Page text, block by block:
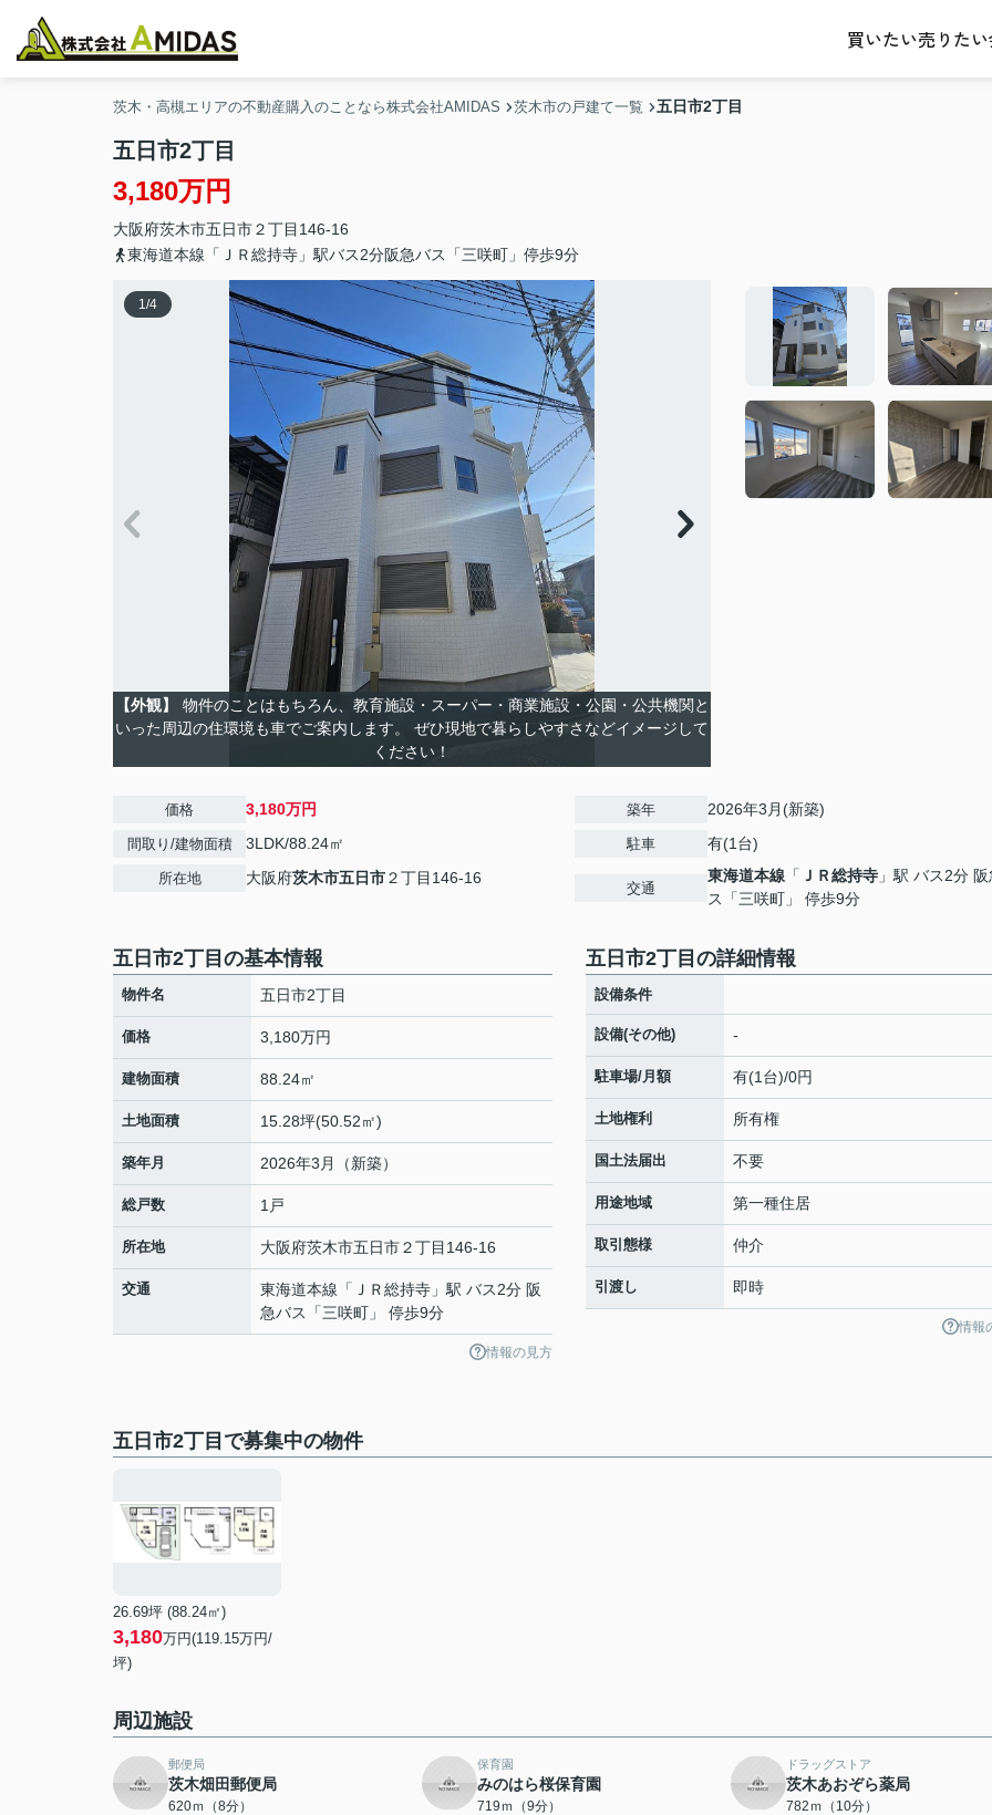
買いたい売りたい
茨木・高槻エリアの不動産購入のことなら株式会社AMIDAS 茨木市の戸建て一覧 五日市2丁目
五日市2丁目
3,180万円
大阪府茨木市五日市２丁目146-16
東海道本線「ＪＲ総持寺」駅バス2分阪急バス「三咲町」停歩9分
1/4
【外観】
物件のことはもちろん、教育施設・スーパー・商業施設・公園・公共機関と
いった周辺の住環境も車でご案内します。 ぜひ現地で暮らしやすさなどイメージして
ください！
価格 3,180万円
間取り/建物面積 3LDK/88.24㎡
所在地 大阪府茨木市五日市２丁目146-16
築年 2026年3月(新築)
駐車 有(1台)
交通
東海道本線 「 ＪＲ総持寺 」駅 バス2分
ス「三咲町」 停歩9分
五日市2丁目の基本情報
物件名 五日市2丁目
価格 3,180万円
建物面積 88.24㎡
土地面積 15.28坪(50.52㎡)
築年月 2026年3月（新築）
総戸数 1戸
所在地 大阪府茨木市五日市２丁目146-16
交通 東海道本線 「 ＪＲ総持寺 」駅 バス2分 阪
急バス「三咲町」 停歩9分
情報の見方
五日市2丁目の詳細情報
設備条件
設備(その他) -
駐車場/月額 有(1台)/0円
土地権利 所有権
国土法届出 不要
用途地域 第一種住居
取引態様 仲介
引渡し 即時
情報
五日市2丁目で募集中の物件
26.69坪 (88.24㎡)
3,180万円(119.15万円/
坪)
周辺施設
郵便局
茨木畑田郵便局
620ｍ（8分）
保育園
みのはら桜保育園
719ｍ（9分）
ドラッグストア
茨木あおぞら薬局
782ｍ（10分）